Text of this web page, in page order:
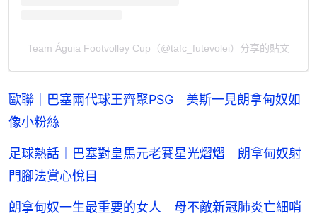
Team Águia Footvolley Cup（@tafc_futevolei）分享的貼文
歐聯｜巴塞兩代球王齊聚PSG 美斯一見朗拿甸奴如
像小粉絲
足球熱話｜巴塞對皇馬元老賽星光熠熠 朗拿甸奴射
門腳法賞心悅目
朗拿甸奴一生最重要的女人 母不敵新冠肺炎亡細哨